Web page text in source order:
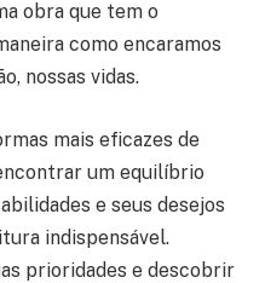
obra que tem o
como encaramos
nossas vidas.
mais eficazes de
um equilíbrio
e seus desejos
indispensável.
prioridades e descobrir